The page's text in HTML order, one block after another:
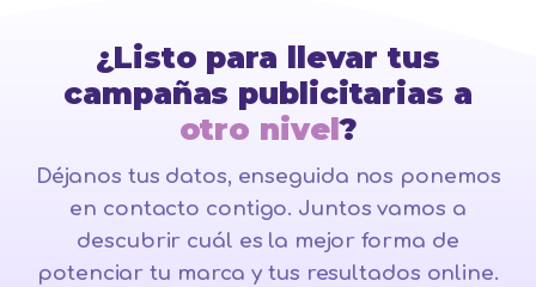
¿Listo para llevar tus
campañas publicitarias a
otro nivel?
Déjanos tus datos, enseguida nos ponemos
en contacto contigo. Juntos vamos a
descubrir cuál es la mejor forma de
potenciar tu marca y tus resultados online.